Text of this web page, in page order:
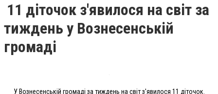
11 діточок з'явилося на світ за
тиждень у Вознесенській
громаді
У Вознесенській громаді за тиждень на світ з'явилося 11 діточок.